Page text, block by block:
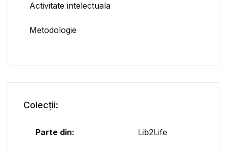
Activitate intelectuala
Metodologie
Colecții:
Parte din: Lib2Life